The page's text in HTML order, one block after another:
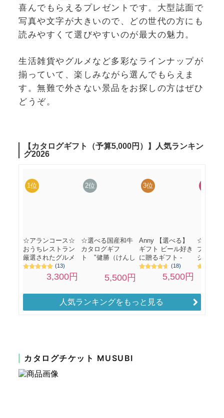
喜んでもらえるプレゼントです。大型誌面で
写真や文字が大きいので、どの世代の方にも
読みやすくて選びやすいのが最大の魅力。
生活雑貨やグルメなど多彩なラインナップが
揃っていて、楽しみながら選んでもらえま
す。無難で外さない景品をお探しの方はぜひ
どうぞ。
人気ランキングをもっと見る
カタログチケット MUSUBI